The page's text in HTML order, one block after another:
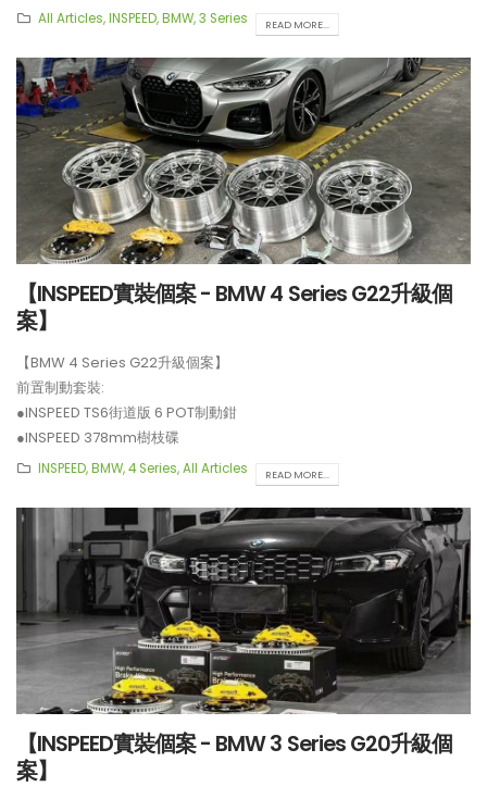
**制動套裝適用於18吋或以上車鈴安裝。
All Articles,INSPEED,BMW,3 Series READ MORE...
【INSPEED實裝個案 - BMW 4 Series G22升級個
案】
【BMW 4 Series G22升級個案】
前置制動套裝:
●INSPEED TS6街道版 6 POT制動鉗
●INSPEED 378mm樹枝碟
後置制動碟升級:
**制動套裝適用於19吋或以上車鈴安裝。
INSPEED,BMW,4 Series,All Articles READ MORE...
【INSPEED實裝個案 - BMW 3 Series G20升級個
案】